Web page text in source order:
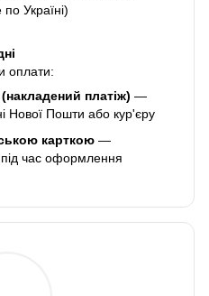
Україні)
оплати:
платіж) —
Нової Пошти або кур'єру
карткою —
час оформлення